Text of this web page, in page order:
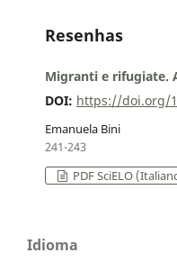
Resenhas
Migranti e rifugiate.
DOI: https://doi.org/
Emanuela Bini
241-243
PDF SciELO
Idioma